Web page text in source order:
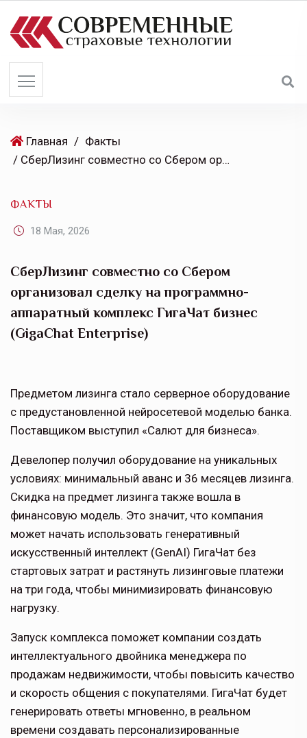
Главная / Факты
/ СберЛизинг совместно со Сбером организовал сделку на программно-аппаратный комплекс ГигаЧат бизнес (GigaChat Enterprise)
ФАКТЫ
18 Мая, 2026
СберЛизинг совместно со Сбером
организовал сделку на программно-
аппаратный комплекс ГигаЧат бизнес
(GigaChat Enterprise)
Предметом лизинга стало серверное оборудование
с предустановленной нейросетевой моделью банка.
Поставщиком выступил «Салют для бизнеса».
Девелопер получил оборудование на уникальных
условиях: минимальный аванс и 36 месяцев лизинга.
Скидка на предмет лизинга также вошла в
финансовую модель. Это значит, что компания
может начать использовать генеративный
искусственный интеллект (GenAI) ГигаЧат без
стартовых затрат и растянуть лизинговые платежи
на три года, чтобы минимизировать финансовую
нагрузку.
Запуск комплекса поможет компании создать
интеллектуального двойника менеджера по
продажам недвижимости, чтобы повысить качество
и скорость общения с покупателями. ГигаЧат будет
генерировать ответы мгновенно, в реальном
времени создавать персонализированные